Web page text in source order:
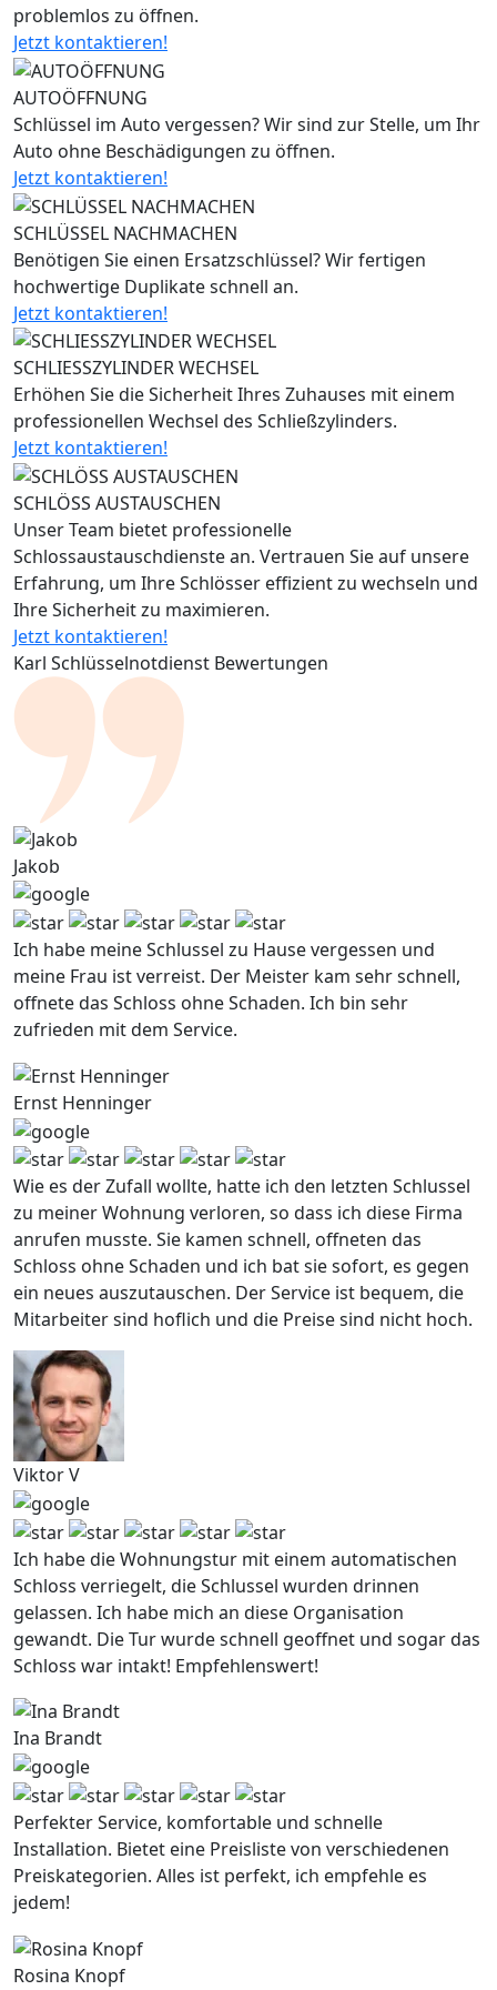
problemlos zu öffnen.
Jetzt kontaktieren!
AUTOÖFFNUNG
Schlüssel im Auto vergessen? Wir sind zur Stelle, um Ihr
Auto ohne Beschädigungen zu öffnen.
Jetzt kontaktieren!
SCHLÜSSEL NACHMACHEN
Benötigen Sie einen Ersatzschlüssel? Wir fertigen
hochwertige Duplikate schnell an.
Jetzt kontaktieren!
SCHLIESSZYLINDER WECHSEL
Erhöhen Sie die Sicherheit Ihres Zuhauses mit einem
professionellen Wechsel des Schließzylinders.
Jetzt kontaktieren!
SCHLÖSS AUSTAUSCHEN
Unser Team bietet professionelle
Schlossaustauschdienste an. Vertrauen Sie auf unsere
Erfahrung, um Ihre Schlösser effizient zu wechseln und
Ihre Sicherheit zu maximieren.
Jetzt kontaktieren!
Karl Schlüsselnotdienst Bewertungen
Jakob
Ich habe meine Schlussel zu Hause vergessen und
meine Frau ist verreist. Der Meister kam sehr schnell,
offnete das Schloss ohne Schaden. Ich bin sehr
zufrieden mit dem Service.
Ernst Henninger
Wie es der Zufall wollte, hatte ich den letzten Schlussel
zu meiner Wohnung verloren, so dass ich diese Firma
anrufen musste. Sie kamen schnell, offneten das
Schloss ohne Schaden und ich bat sie sofort, es gegen
ein neues auszutauschen. Der Service ist bequem, die
Mitarbeiter sind hoflich und die Preise sind nicht hoch.
Viktor V
Ich habe die Wohnungstur mit einem automatischen
Schloss verriegelt, die Schlussel wurden drinnen
gelassen. Ich habe mich an diese Organisation
gewandt. Die Tur wurde schnell geoffnet und sogar das
Schloss war intakt! Empfehlenswert!
Ina Brandt
Perfekter Service, komfortable und schnelle
Installation. Bietet eine Preisliste von verschiedenen
Preiskategorien. Alles ist perfekt, ich empfehle es
jedem!
Rosina Knopf